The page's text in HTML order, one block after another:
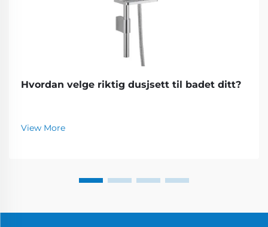
Hvordan velge riktig dusjsett til badet ditt?
View More